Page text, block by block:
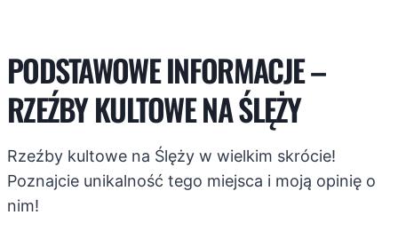
PODSTAWOWE INFORMACJE –
RZEŹBY KULTOWE NA ŚLĘŻY
Rzeźby kultowe na Ślęży w wielkim skrócie!
Poznajcie unikalność tego miejsca i moją opinię o
nim!